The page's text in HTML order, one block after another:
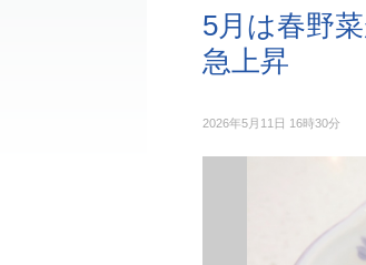
5月は春野
急上昇
2026年5月11日 16時30分